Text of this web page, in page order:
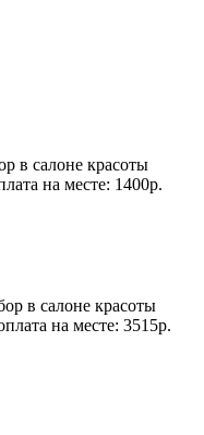
в салоне красоты
на месте: 1400р.
в салоне красоты
на месте: 3515р.